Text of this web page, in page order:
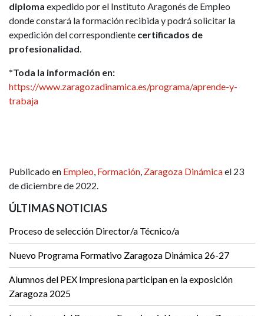
diploma expedido por el Instituto Aragonés de Empleo
donde constará la formación recibida y podrá solicitar la
expedición del correspondiente certificados de
profesionalidad.
*Toda la información en:
https://www.zaragozadinamica.es/programa/aprende-y-
trabaja
Publicado en Empleo, Formación, Zaragoza Dinámicael 23
de diciembre de 2022.
ÚLTIMAS NOTICIAS
Proceso de selección Director/a Técnico/a
Nuevo Programa Formativo Zaragoza Dinámica 26-27
Alumnos del PEX Impresiona participan en la exposición
Zaragoza 2025